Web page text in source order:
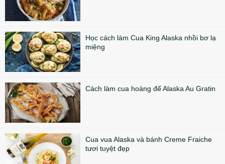
Học cách làm Cua King Alaska nhồi bơ lạ
miệng
Cách làm cua hoàng đế Alaska Au Gratin
Cua vua Alaska và bánh Creme Fraiche
tươi tuyệt đẹp